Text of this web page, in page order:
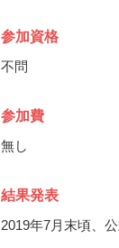
参加資格
不問
参加費
無し
結果発表
2019年7月末頃、